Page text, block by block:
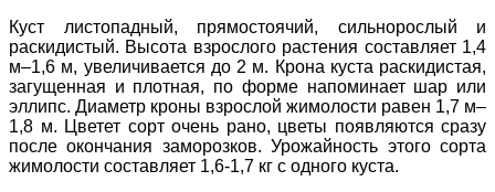
Куст листопадный, прямостоячий, сильнорослый и
раскидистый. Высота взрослого растения составляет 1,4
м–1,6 м, увеличивается до 2 м. Крона куста раскидистая,
загущенная и плотная, по форме напоминает шар или
эллипс. Диаметр кроны взрослой жимолости равен 1,7 м–
1,8 м. Цветет сорт очень рано, цветы появляются сразу
после окончания заморозков. Урожайность этого сорта
жимолости составляет 1,6-1,7 кг с одного куста.